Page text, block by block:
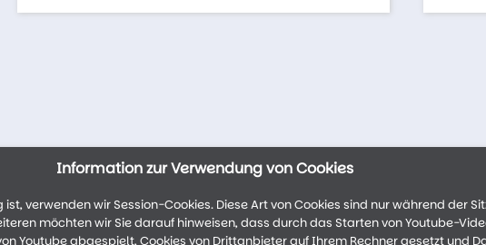
Information zur Verwendung von Cookies
verwenden wir Session-Cookies. Diese Art von Cookies sind nur während der
möchten wir Sie darauf hinweisen, dass durch das Starten von Youtube-
Youtube abgespielt, Cookies von Drittanbieter auf Ihrem Rechner gesetzt und